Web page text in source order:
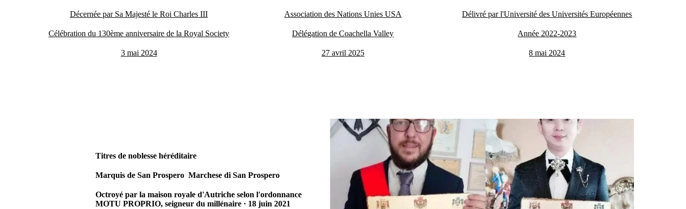
Décernée par Sa Majesté le Roi Charles III
Célébration du 130ème anniversaire de la Royal Society
3 mai 2024
Association des Nations Unies USA
Délégation de Coachella Valley
27 avril 2025
Délivré par l'Université des Universités Européennes
Année 2022-2023
8 mai 2024
Titres de noblesse héréditaire
Marquis de San Prospero Marchese di San Prospero
Octroyé par la maison royale d'Autriche selon l'ordonnance
MOTU PROPRIO, seigneur du millénaire · 18 juin 2021